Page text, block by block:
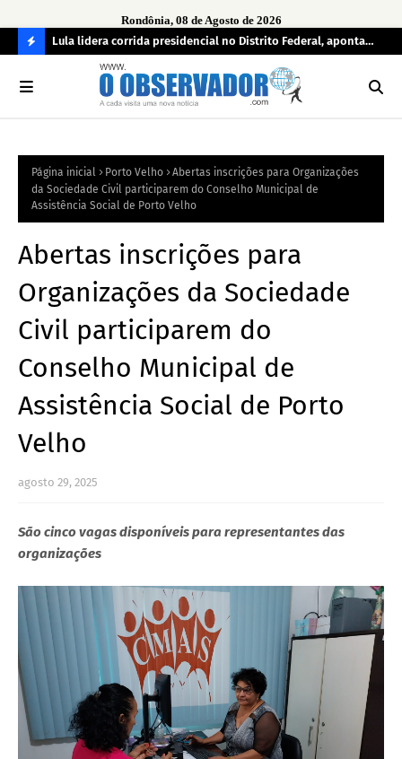
Rondônia, 08 de Agosto de 2026
O
R
A
Lula lidera corrida presidencial no Distrito Federal, aponta
pesquisa; Flávio Bolsonaro aparece em segundo
Página inicial Porto Velho
Abertas inscrições para Organizações
da Sociedade Civil participarem do Conselho Municipal de
Assistência Social de Porto Velho
Abertas inscrições para
Organizações da Sociedade
Civil participarem do
Conselho Municipal de
Assistência Social de Porto
Velho
agosto 29, 2025
São cinco vagas disponíveis para representantes das
organizações